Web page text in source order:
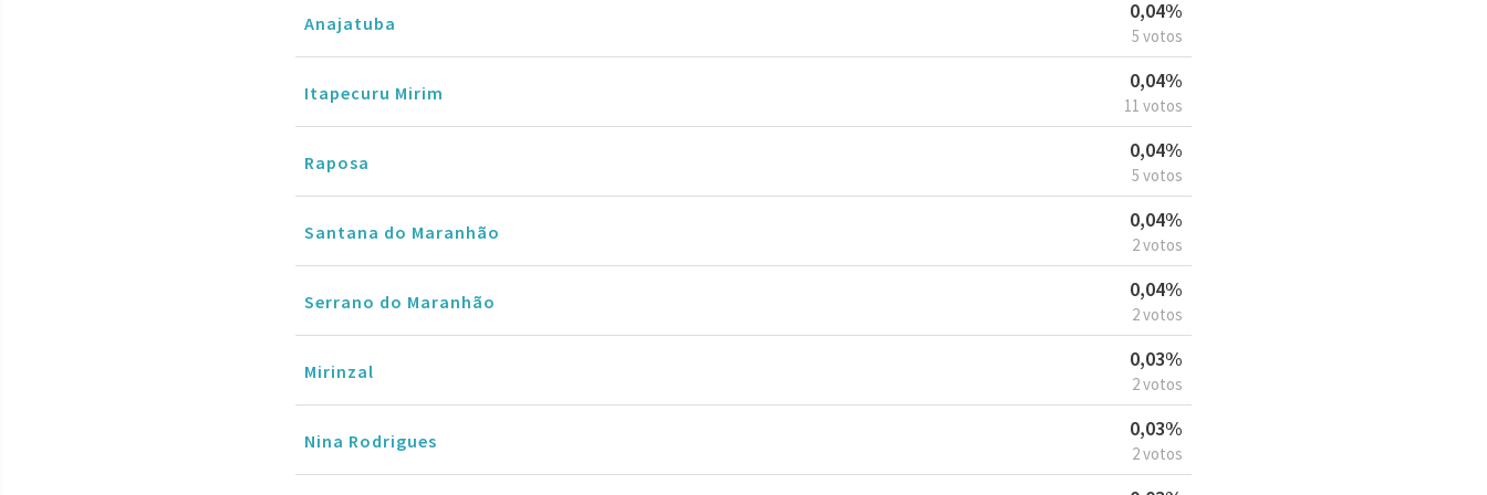
Anajatuba
0,04%
5 votos
Itapecuru Mirim
0,04%
11 votos
Raposa
0,04%
5 votos
Santana do Maranhão
0,04%
2 votos
Serrano do Maranhão
0,04%
2 votos
Mirinzal
0,03%
2 votos
Nina Rodrigues
0,03%
2 votos